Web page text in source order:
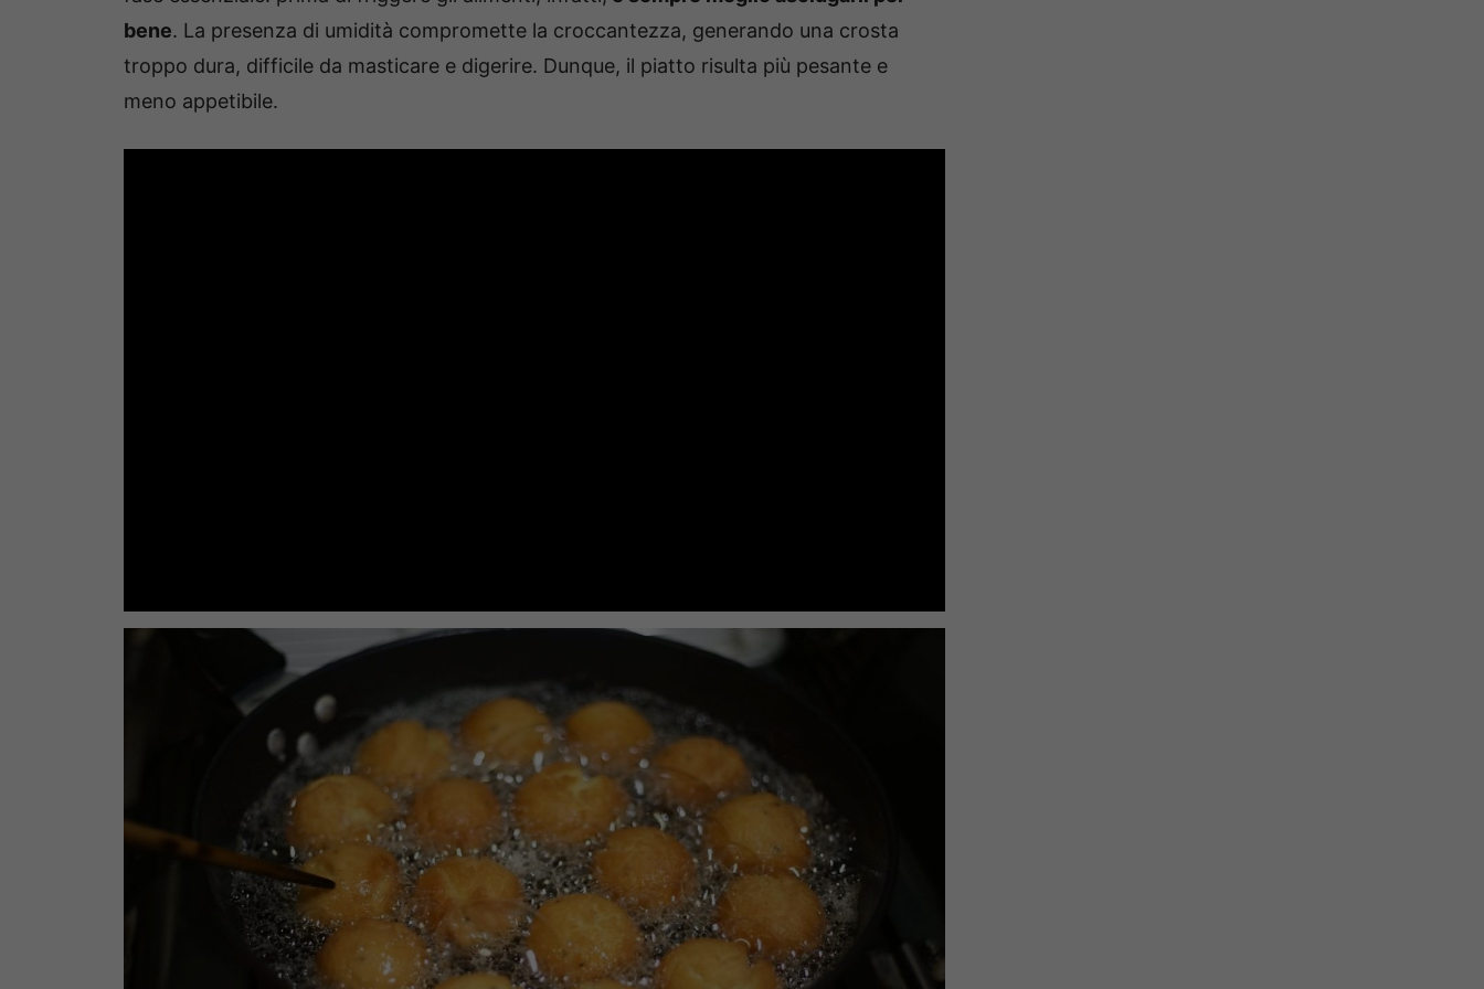
bene. La presenza di umidità compromette la croccantezza, generando una crosta
troppo dura, difficile da masticare e digerire. Dunque, il piatto risulta più pesante e
meno appetibile.